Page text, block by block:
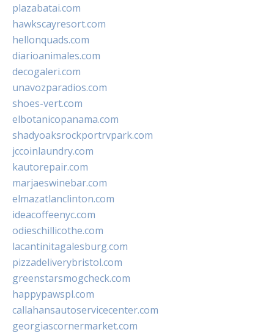
plazabatai.com
hawkscayresort.com
hellonquads.com
diarioanimales.com
decogaleri.com
unavozparadios.com
shoes-vert.com
elbotanicopanama.com
shadyoaksrockportrvpark.com
jccoinlaundry.com
kautorepair.com
marjaeswinebar.com
elmazatlanclinton.com
ideacoffeenyc.com
odieschillicothe.com
lacantinitagalesburg.com
pizzadeliverybristol.com
greenstarsmogcheck.com
happypawspl.com
callahansautoservicecenter.com
georgiascornermarket.com